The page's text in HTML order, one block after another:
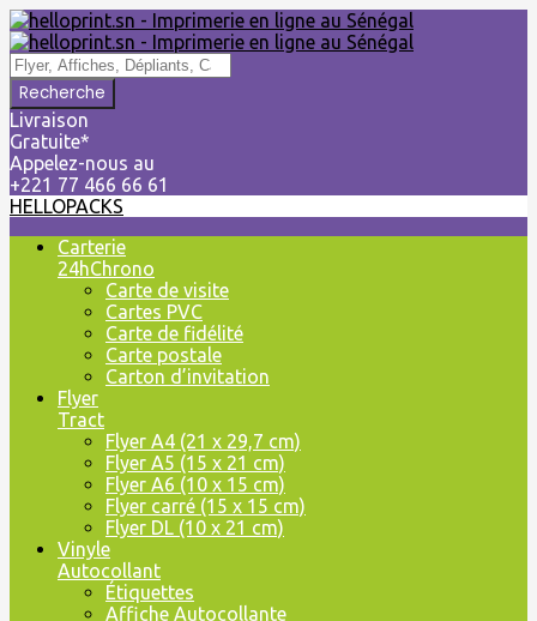
Livraison
Gratuite*
Appelez-nous au
+221 77 466 66 61
HELLOPACKS
Skip
Carterie
24hChrono
Carte de visite
Cartes PVC
Carte de fidélité
Carte postale
Carton d’invitation
Flyer
Tract
Flyer A4 (21 x 29,7 cm)
Flyer A5 (15 x 21 cm)
Flyer A6 (10 x 15 cm)
Flyer carré (15 x 15 cm)
Flyer DL (10 x 21 cm)
Vinyle
Autocollant
Étiquettes
Affiche Autocollante